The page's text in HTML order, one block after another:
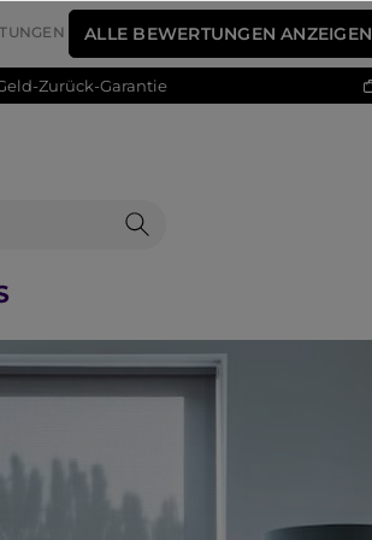
ALLE BEWERTUNGEN ANZEIGEN
Zurück-Garantie